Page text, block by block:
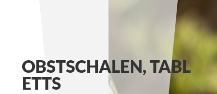
OBSTSCHALEN, TABL
ETTS